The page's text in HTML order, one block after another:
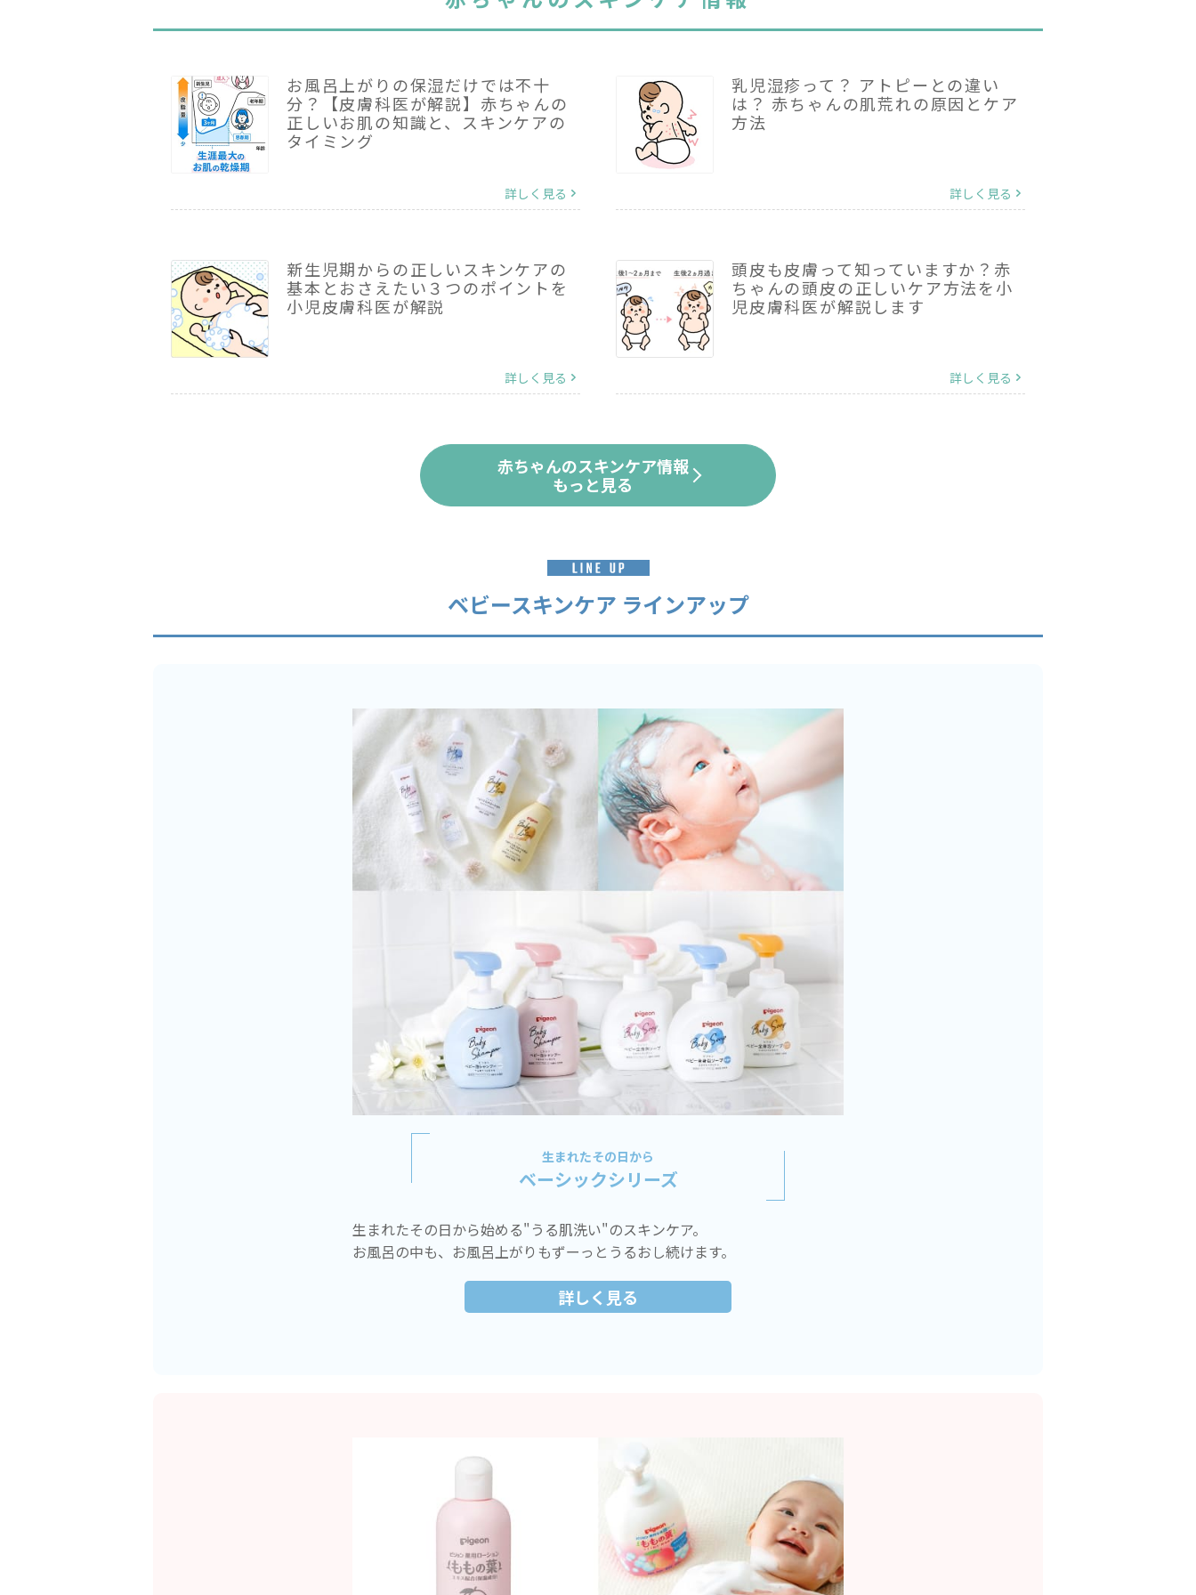
お風呂上がりの保湿だけでは不十
分？【皮膚科医が解説】赤ちゃんの
正しいお肌の知識と、スキンケアの
タイミング
詳しく見る
乳児湿疹って？ アトピーとの違い
は？ 赤ちゃんの肌荒れの原因とケア
方法
詳しく見る
新生児期からの正しいスキンケアの
基本とおさえたい３つのポイントを
小児皮膚科医が解説
詳しく見る
頭皮も皮膚って知っていますか？赤
ちゃんの頭皮の正しいケア方法を小
児皮膚科医が解説します
詳しく見る
赤ちゃんのスキンケア情報
もっと見る
ベビースキンケア ラインアップ
生まれたその日から
ベーシックシリーズ
生まれたその日から始める"うる肌洗い"のスキンケア。
お風呂の中も、お風呂上がりもずーっとうるおし続けます。
詳しく見る